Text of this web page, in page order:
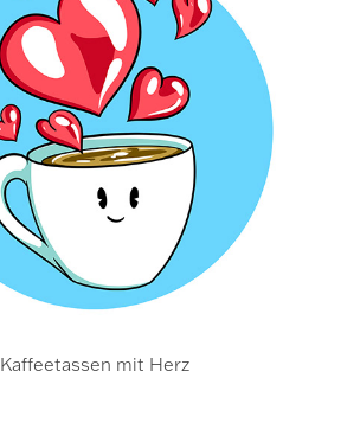
Kaffeetassen mit Herz